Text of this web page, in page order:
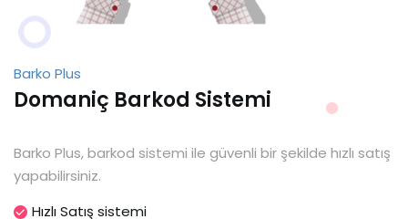
Barko Plus
Domaniç Barkod Sistemi
Barko Plus, barkod sistemi ile güvenli bir şekilde hızlı satış
yapabilirsiniz.
Hızlı Satış sistemi